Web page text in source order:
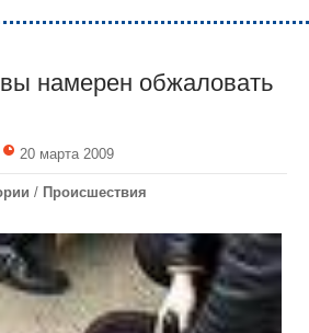
намерен обжаловать
20 марта 2009
/ Происшествия